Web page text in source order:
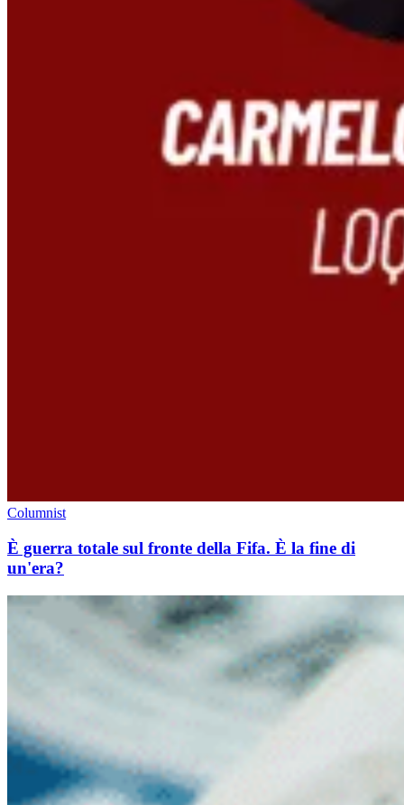
Columnist
È guerra totale sul fronte della Fifa. È la fine di
un'era?